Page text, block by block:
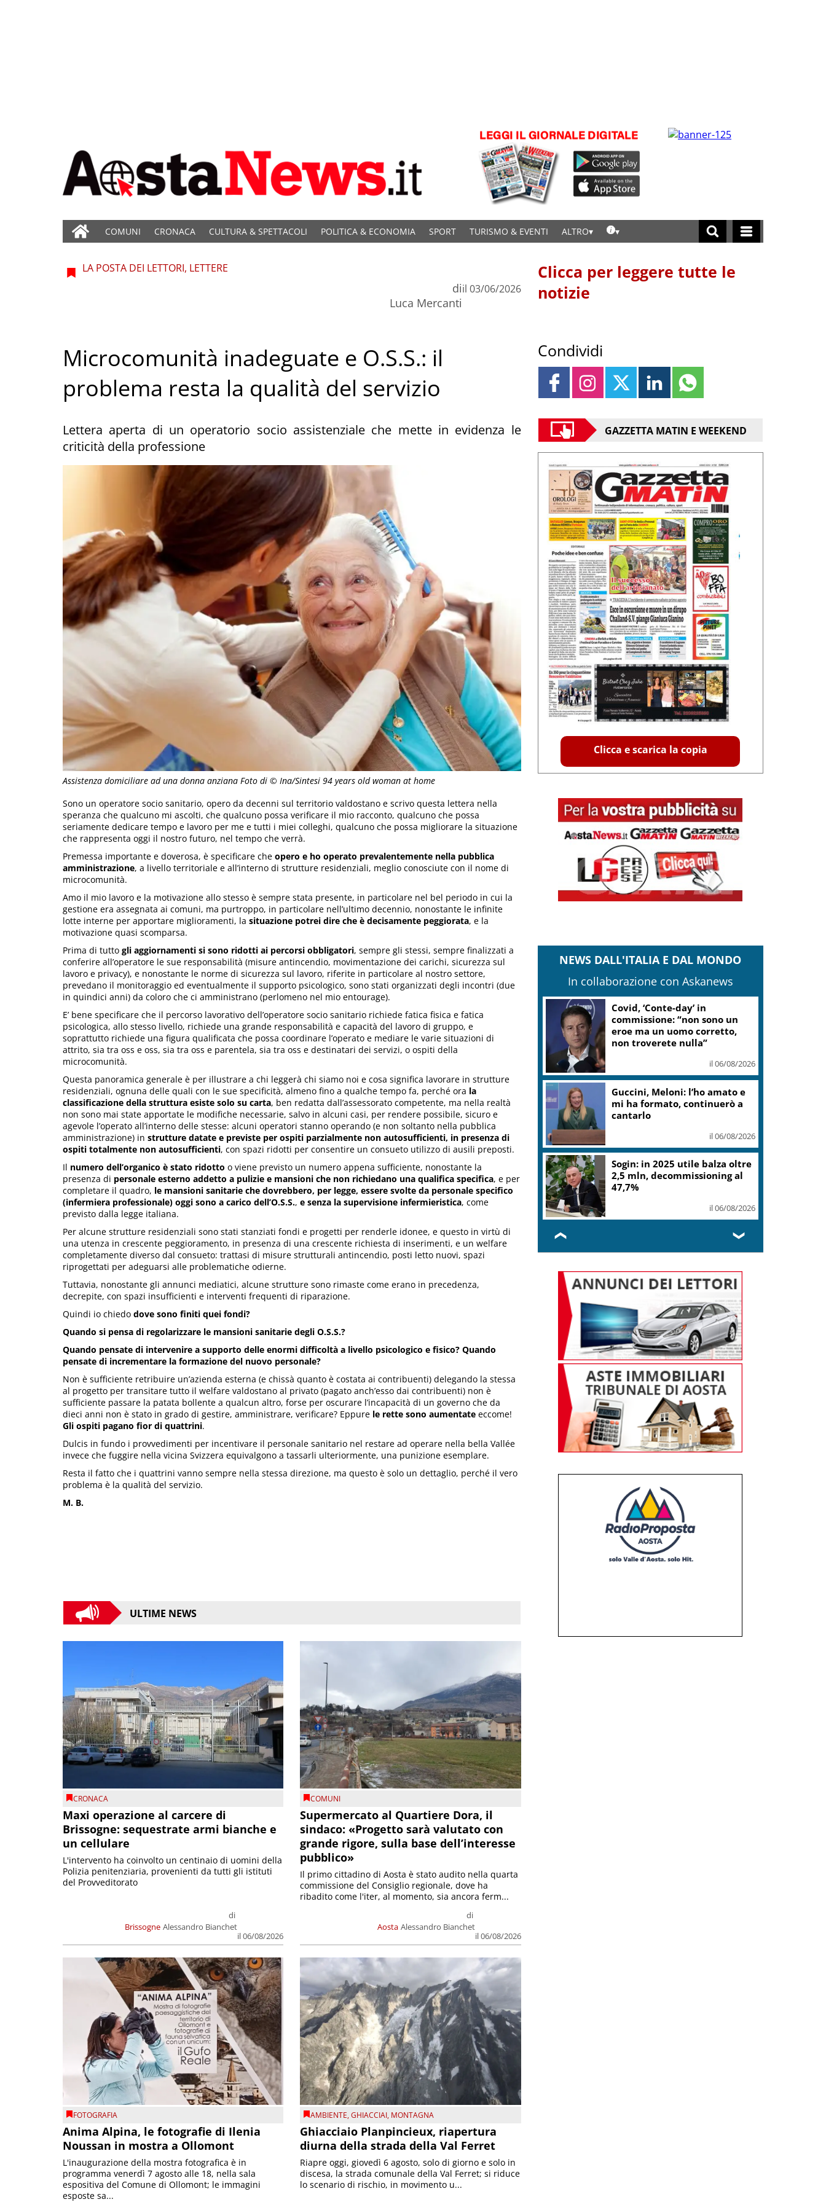
COMUNI CRONACA CULTURA & SPETTACOLI POLITICA & ECONOMIA SPORT TURISMO & EVENTI ALTRO
Assistenza domiciliare ad una donna anziana Foto di © Ina/Sintesi 94 years old woman at home
LA POSTA DEI LETTORI, LETTERE
di
Luca Mercanti
il 03/06/2026
Microcomunità inadeguate e O.S.S.: il
problema resta la qualità del servizio
Lettera aperta di un operatorio socio assistenziale che mette in evidenza le
criticità della professione
Sono un operatore socio sanitario, opero da decenni sul territorio valdostano e scrivo questa lettera nella
speranza che qualcuno mi ascolti, che qualcuno possa verificare il mio racconto, qualcuno che possa
seriamente dedicare tempo e lavoro per me e tutti i miei colleghi, qualcuno che possa migliorare la situazione
che rappresenta oggi il nostro futuro, nel tempo che verrà.
Premessa importante e doverosa, è specificare che opero e ho operato prevalentemente nella pubblica
amministrazione, a livello territoriale e all’interno di strutture residenziali, meglio conosciute con il nome di
microcomunità.
Amo il mio lavoro e la motivazione allo stesso è sempre stata presente, in particolare nel bel periodo in cui la
gestione era assegnata ai comuni, ma purtroppo, in particolare nell’ultimo decennio, nonostante le infinite
lotte interne per apportare miglioramenti, la situazione potrei dire che è decisamente peggiorata, e la
motivazione quasi scomparsa.
Prima di tutto gli aggiornamenti si sono ridotti ai percorsi obbligatori, sempre gli stessi, sempre finalizzati a
conferire all’operatore le sue responsabilità (misure antincendio, movimentazione dei carichi, sicurezza sul
lavoro e privacy), e nonostante le norme di sicurezza sul lavoro, riferite in particolare al nostro settore,
prevedano il monitoraggio ed eventualmente il supporto psicologico, sono stati organizzati degli incontri (due
in quindici anni) da coloro che ci amministrano (perlomeno nel mio entourage).
E’ bene specificare che il percorso lavorativo dell’operatore socio sanitario richiede fatica fisica e fatica
psicologica, allo stesso livello, richiede una grande responsabilità e capacità del lavoro di gruppo, e
soprattutto richiede una figura qualificata che possa coordinare l’operato e mediare le varie situazioni di
attrito, sia tra oss e oss, sia tra oss e parentela, sia tra oss e destinatari dei servizi, o ospiti della
microcomunità.
Questa panoramica generale è per illustrare a chi leggerà chi siamo noi e cosa significa lavorare in strutture
residenziali, ognuna delle quali con le sue specificità, almeno fino a qualche tempo fa, perché ora la
classificazione della struttura esiste solo su carta, ben redatta dall’assessorato competente, ma nella realtà
non sono mai state apportate le modifiche necessarie, salvo in alcuni casi, per rendere possibile, sicuro e
agevole l’operato all’interno delle stesse: alcuni operatori stanno operando (e non soltanto nella pubblica
amministrazione) in strutture datate e previste per ospiti parzialmente non autosufficienti, in presenza di
ospiti totalmente non autosufficienti, con spazi ridotti per consentire un consueto utilizzo di ausili preposti.
Il numero dell’organico è stato ridotto o viene previsto un numero appena sufficiente, nonostante la
presenza di personale esterno addetto a pulizie e mansioni che non richiedano una qualifica specifica, e per
completare il quadro, le mansioni sanitarie che dovrebbero, per legge, essere svolte da personale specifico
(infermiera professionale) oggi sono a carico dell’O.S.S., e senza la supervisione infermieristica, come
previsto dalla legge italiana.
Per alcune strutture residenziali sono stati stanziati fondi e progetti per renderle idonee, e questo in virtù di
una utenza in crescente peggioramento, in presenza di una crescente richiesta di inserimenti, e un welfare
completamente diverso dal consueto: trattasi di misure strutturali antincendio, posti letto nuovi, spazi
riprogettati per adeguarsi alle problematiche odierne.
Tuttavia, nonostante gli annunci mediatici, alcune strutture sono rimaste come erano in precedenza,
decrepite, con spazi insufficienti e interventi frequenti di riparazione.
Quindi io chiedo dove sono finiti quei fondi?
Quando si pensa di regolarizzare le mansioni sanitarie degli O.S.S.?
Quando pensate di intervenire a supporto delle enormi difficoltà a livello psicologico e fisico? Quando
pensate di incrementare la formazione del nuovo personale?
Non è sufficiente retribuire un’azienda esterna (e chissà quanto è costata ai contribuenti) delegando la stessa
al progetto per transitare tutto il welfare valdostano al privato (pagato anch’esso dai contribuenti) non è
sufficiente passare la patata bollente a qualcun altro, forse per oscurare l’incapacità di un governo che da
dieci anni non è stato in grado di gestire, amministrare, verificare? Eppure le rette sono aumentate eccome!
Gli ospiti pagano fior di quattrini.
Dulcis in fundo i provvedimenti per incentivare il personale sanitario nel restare ad operare nella bella Vallée
invece che fuggire nella vicina Svizzera equivalgono a tassarli ulteriormente, una punizione esemplare.
Resta il fatto che i quattrini vanno sempre nella stessa direzione, ma questo è solo un dettaglio, perché il vero
problema è la qualità del servizio.
M. B.
ULTIME NEWS
CRONACA
Maxi operazione al carcere di
Brissogne: sequestrate armi bianche e
un cellulare
Brissogne
di
Alessandro Bianchet
il 06/08/2026
L'intervento ha coinvolto un centinaio di uomini della
Polizia penitenziaria, provenienti da tutti gli istituti
del Provveditorato
COMUNI
Supermercato al Quartiere Dora, il
sindaco: «Progetto sarà valutato con
grande rigore, sulla base dell’interesse
pubblico»
Aosta
di
Alessandro Bianchet
il 06/08/2026
Il primo cittadino di Aosta è stato audito nella quarta
commissione del Consiglio regionale, dove ha
ribadito come l'iter, al momento, sia ancora ferm...
FOTOGRAFIA
Anima Alpina, le fotografie di Ilenia
Noussan in mostra a Ollomont
L'inaugurazione della mostra fotografica è in
programma venerdì 7 agosto alle 18, nella sala
espositiva del Comune di Ollomont; le immagini
esposte sa...
AMBIENTE,GHIACCIAI, MONTAGNA
Ghiacciaio Planpincieux, riapertura
diurna della strada della Val Ferret
Riapre oggi, giovedì 6 agosto, solo di giorno e solo in
discesa, la strada comunale della Val Ferret; si riduce
lo scenario di rischio, in movimento u...
Clicca per leggere tutte le
notizie
Condividi
GAZZETTA MATIN E WEEKEND
Clicca e scarica la copia
NEWS DALL'ITALIA E DAL MONDO
In collaborazione con Askanews
“Una notte di Casanova” di
Migliorini chiude Festival
teatro Volterra
Valle d’Aosta, torna la festa
del lardo di Arnad: c’è anche il
gelato
L.elettorale, tornano
malumori su alternanza,
donne Fi chiedono quote vere
il 06/08/2026
❮ ❯